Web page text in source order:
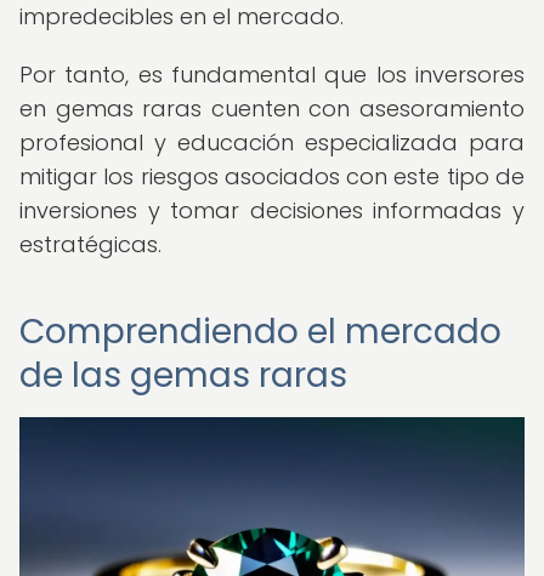
impredecibles en el mercado.
Por tanto, es fundamental que los inversores
en gemas raras cuenten con asesoramiento
profesional y educación especializada para
mitigar los riesgos asociados con este tipo de
inversiones y tomar decisiones informadas y
estratégicas.
Comprendiendo el mercado
de las gemas raras